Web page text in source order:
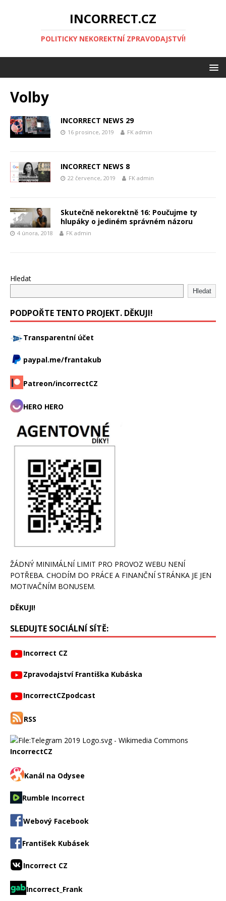
INCORRECT.CZ
POLITICKY NEKOREKTNÍ ZPRAVODAJSTVÍ!
Volby
INCORRECT NEWS 29
16 prosince, 2019 FK admin
INCORRECT NEWS 8
22 července, 2019 FK admin
Skutečně nekorektně 16: Poučujme ty
hlupáky o jediném správném názoru
4 února, 2018 FK admin
Hledat
Hledat
PODPOŘTE TENTO PROJEKT. DĚKUJI!
Transparentní účet
paypal.me/frantakub
Patreon/incorrectCZ
HERO HERO
ŽÁDNÝ MINIMÁLNÍ LIMIT PRO PROVOZ WEBU NENÍ
POTŘEBA. CHODÍM DO PRÁCE A FINANČNÍ STRÁNKA JE JEN
MOTIVAČNÍM BONUSEM.
DĚKUJI!
SLEDUJTE SOCIÁLNÍ SÍTĚ:
Incorrect CZ
Zpravodajství Františka Kubáska
IncorrectCZpodcast
RSS
IncorrectCZ
Kanál na Odysee
Rumble Incorrect
Webový Facebook
František Kubásek
Incorrect CZ
Incorrect_Frank